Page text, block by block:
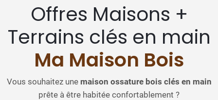
Offres Maisons +
Terrains clés en main
Ma Maison Bois
Vous souhaitez une maison ossature bois clés en main
prête à être habitée confortablement ?